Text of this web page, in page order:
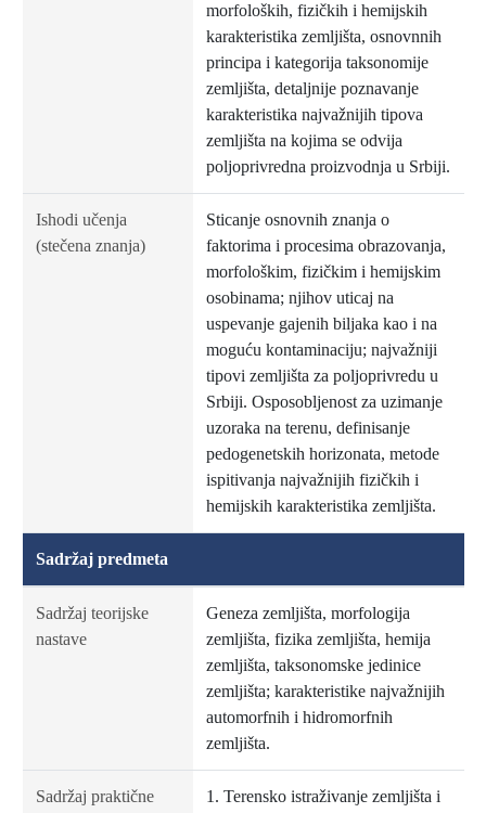
morfoloških, fizičkih i hemijskih
karakteristika zemljišta, osnovnnih
principa i kategorija taksonomije
zemljišta, detaljnije poznavanje
karakteristika najvažnijih tipova
zemljišta na kojima se odvija
poljoprivredna proizvodnja u Srbiji.
Ishodi učenja
(stečena znanja)
Sticanje osnovnih znanja o
faktorima i procesima obrazovanja,
morfološkim, fizičkim i hemijskim
osobinama; njihov uticaj na
uspevanje gajenih biljaka kao i na
moguću kontaminaciju; najvažniji
tipovi zemljišta za poljoprivredu u
Srbiji. Osposobljenost za uzimanje
uzoraka na terenu, definisanje
pedogenetskih horizonata, metode
ispitivanja najvažnijih fizičkih i
hemijskih karakteristika zemljišta.
Sadržaj predmeta
Sadržaj teorijske
nastave
Geneza zemljišta, morfologija
zemljišta, fizika zemljišta, hemija
zemljišta, taksonomske jedinice
zemljišta; karakteristike najvažnijih
automorfnih i hidromorfnih
zemljišta.
Sadržaj praktične
1. Terensko istraživanje zemljišta i